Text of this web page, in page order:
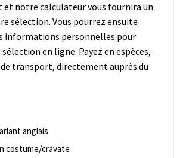
notre calculateur vous fournira un
sélection. Vous pourrez ensuite
informations personnelles pour
en ligne. Payez en espèces,
de transport, directement auprès du
anglais
costume/cravate